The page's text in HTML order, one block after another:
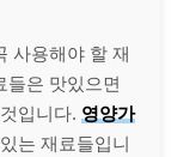
사용해야 할 재
들은 맛있으면
입니다. 영양가
는 재료들입니